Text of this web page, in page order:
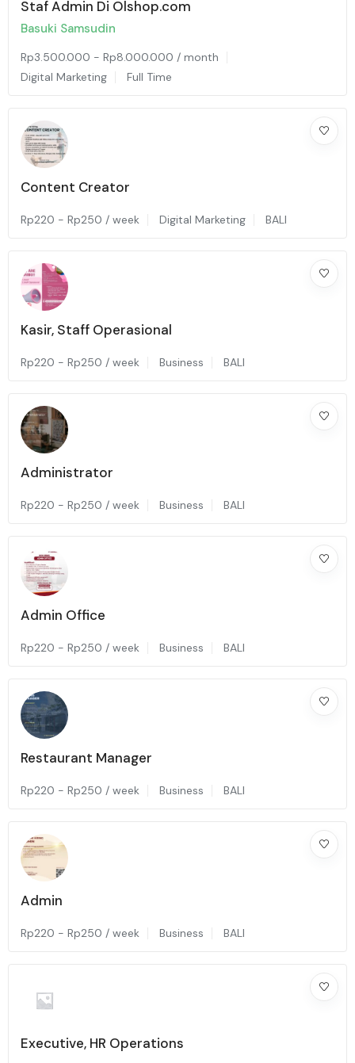
Staf Admin Di Olshop.com
Basuki Samsudin
Rp3.500.000 - Rp8.000.000 / month
Digital Marketing
Full Time
Content Creator
Rp220 - Rp250 / week Digital Marketing BALI
Kasir, Staff Operasional
Rp220 - Rp250 / week Business BALI
Administrator
Rp220 - Rp250 / week Business BALI
Admin Office
Rp220 - Rp250 / week Business BALI
Restaurant Manager
Rp220 - Rp250 / week Business BALI
Admin
Rp220 - Rp250 / week Business BALI
Executive, HR Operations